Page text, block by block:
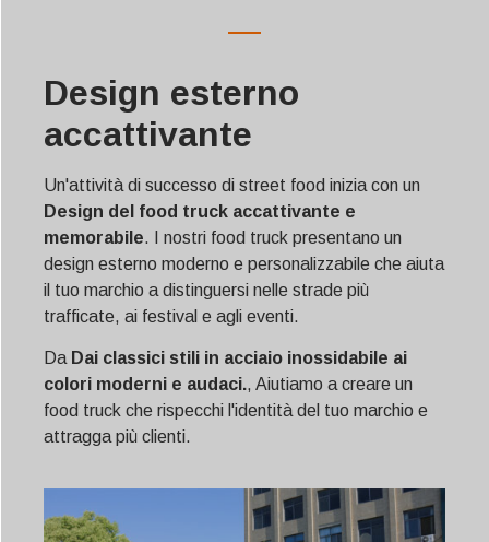
Design esterno
accattivante
Un'attività di successo di street food inizia con un
Design del food truck accattivante e
memorabile. I nostri food truck presentano un
design esterno moderno e personalizzabile che aiuta
il tuo marchio a distinguersi nelle strade più
trafficate, ai festival e agli eventi.
Da Dai classici stili in acciaio inossidabile ai
colori moderni e audaci., Aiutiamo a creare un
food truck che rispecchi l'identità del tuo marchio e
attragga più clienti.